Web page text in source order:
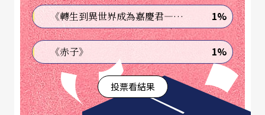
劇：象徵著共和國精神的瑪麗安（Marianne）奮力
與一群代表官僚勢力的烏鴉抵抗，最終贏得勝利。
陽光劇團的演出不僅為抗爭運動添增了節慶般的熱
鬧氛圍，也為法國全體藝術家出聲，向執政者發出
怒吼。
《轉生到異世界成為嘉慶君—發現我的祖先是詐騙集團!?》 1%
《赤子》 1%
投票看結果